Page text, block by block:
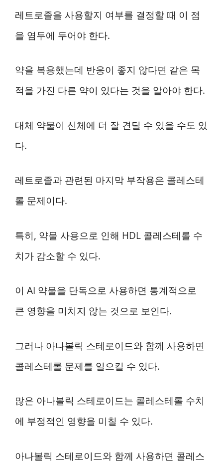
레트로졸을 사용할지 여부를 결정할 때 이 점
을 염두에 두어야 한다.
약을 복용했는데 반응이 좋지 않다면 같은 목
적을 가진 다른 약이 있다는 것을 알아야 한다.
대체 약물이 신체에 더 잘 견딜 수 있을 수도 있
다.
레트로졸과 관련된 마지막 부작용은 콜레스테
롤 문제이다.
특히, 약물 사용으로 인해 HDL 콜레스테롤 수
치가 감소할 수 있다.
이 AI 약물을 단독으로 사용하면 통계적으로
큰 영향을 미치지 않는 것으로 보인다.
그러나 아나볼릭 스테로이드와 함께 사용하면
콜레스테롤 문제를 일으킬 수 있다.
많은 아나볼릭 스테로이드는 콜레스테롤 수치
에 부정적인 영향을 미칠 수 있다.
아나볼릭 스테로이드와 함께 사용하면 콜레스